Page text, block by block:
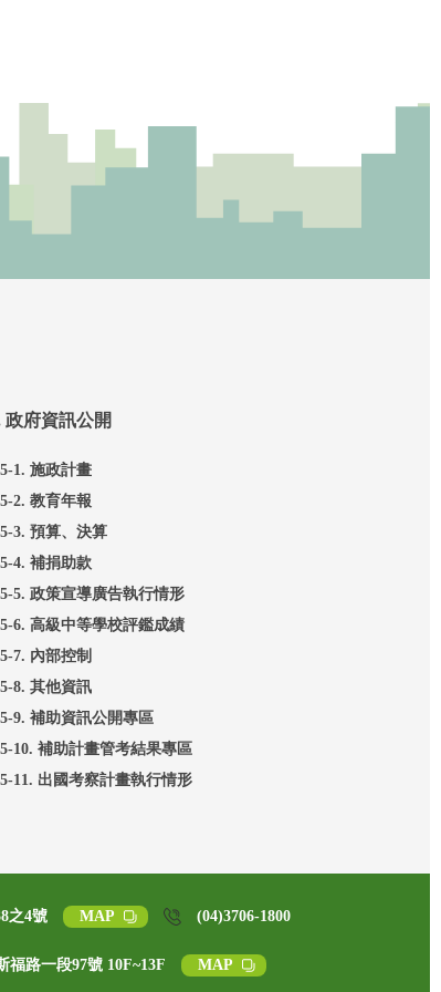
政府資訊公開
5-1. 施政計畫
5-2. 教育年報
5-3. 預算、決算
5-4. 補捐助款
5-5. 政策宣導廣告執行情形
5-6. 高級中等學校評鑑成績
5-7. 內部控制
5-8. 其他資訊
5-9. 補助資訊公開專區
5-10. 補助計畫管考結果專區
5-11. 出國考察計畫執行情形
之4號 MAP (04)3706-1800
福路一段97號 10F~13F MAP